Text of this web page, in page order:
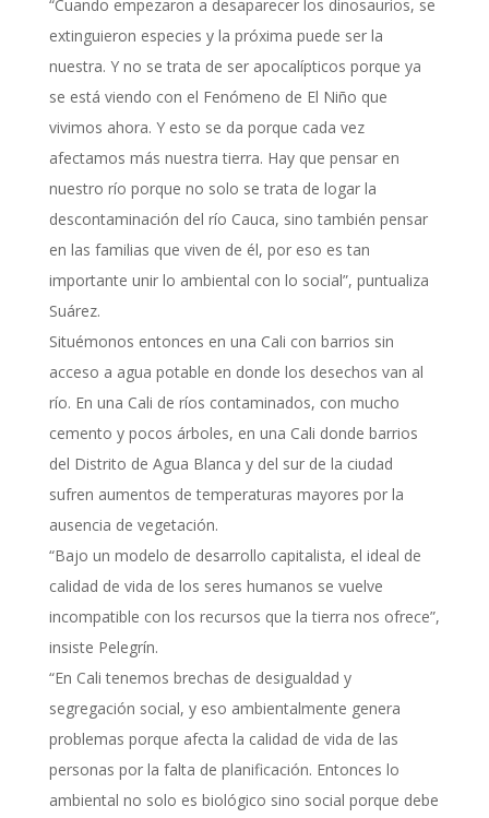
“Cuando empezaron a desaparecer los dinosaurios, se
extinguieron especies y la próxima puede ser la
nuestra. Y no se trata de ser apocalípticos porque ya
se está viendo con el Fenómeno de El Niño que
vivimos ahora. Y esto se da porque cada vez
afectamos más nuestra tierra. Hay que pensar en
nuestro río porque no solo se trata de logar la
descontaminación del río Cauca, sino también pensar
en las familias que viven de él, por eso es tan
importante unir lo ambiental con lo social”, puntualiza
Suárez.
Situémonos entonces en una Cali con barrios sin
acceso a agua potable en donde los desechos van al
río. En una Cali de ríos contaminados, con mucho
cemento y pocos árboles, en una Cali donde barrios
del Distrito de Agua Blanca y del sur de la ciudad
sufren aumentos de temperaturas mayores por la
ausencia de vegetación.
“Bajo un modelo de desarrollo capitalista, el ideal de
calidad de vida de los seres humanos se vuelve
incompatible con los recursos que la tierra nos ofrece”,
insiste Pelegrín.
“En Cali tenemos brechas de desigualdad y
segregación social, y eso ambientalmente genera
problemas porque afecta la calidad de vida de las
personas por la falta de planificación. Entonces lo
ambiental no solo es biológico sino social porque debe